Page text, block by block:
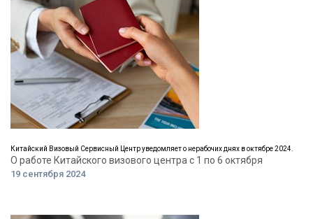
Китайский Визовый Сервисный Центр уведомляет о нерабочих днях в октябре 2024.
О работе Китайского визового центра с 1 по 6 октября
19 сентября 2024